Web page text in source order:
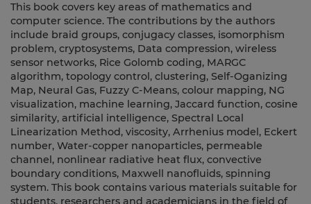
This book covers key areas of mathematics and
computer science. The contributions by the authors
include braid groups, conjugacy classes, isomorphism
problem, cryptosystems, Data compression, wireless
sensor networks, Rice Golomb coding, MARGC
algorithm, topology control, clustering, Self-Oganizing
Map, Neural Gas, Fuzzy C-Means, colour mapping, NG
visualization, machine learning, Jaccard function, cosine
similarity, artificial intelligence, Spectral Local
Linearization Method, viscosity, Arrhenius model, Eckert
number, Water-copper nanoparticles, permeable
channel, nonlinear radiative heat flux, convective
boundary conditions, Maxwell nanofluids, spinning
system. This book contains various materials suitable for
students, researchers and academicians in the field of